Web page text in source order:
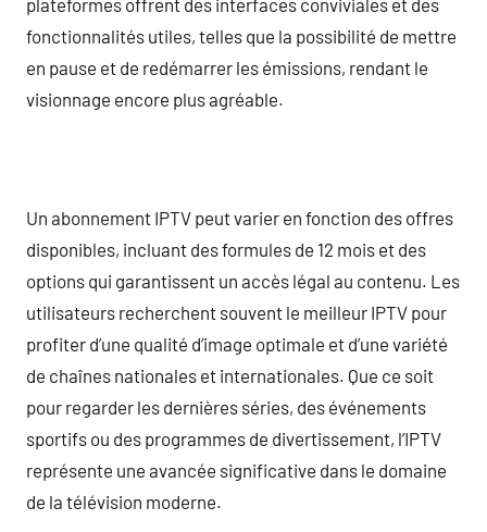
fonctionnalités utiles, telles que la possibilité de mettre
en pause et de redémarrer les émissions, rendant le
visionnage encore plus agréable.
Un abonnement IPTV peut varier en fonction des offres
disponibles, incluant des formules de 12 mois et des
options qui garantissent un accès légal au contenu. Les
utilisateurs recherchent souvent le meilleur IPTV pour
profiter d’une qualité d’image optimale et d’une variété
de chaînes nationales et internationales. Que ce soit
pour regarder les dernières séries, des événements
sportifs ou des programmes de divertissement, l’IPTV
représente une avancée significative dans le domaine
de la télévision moderne.